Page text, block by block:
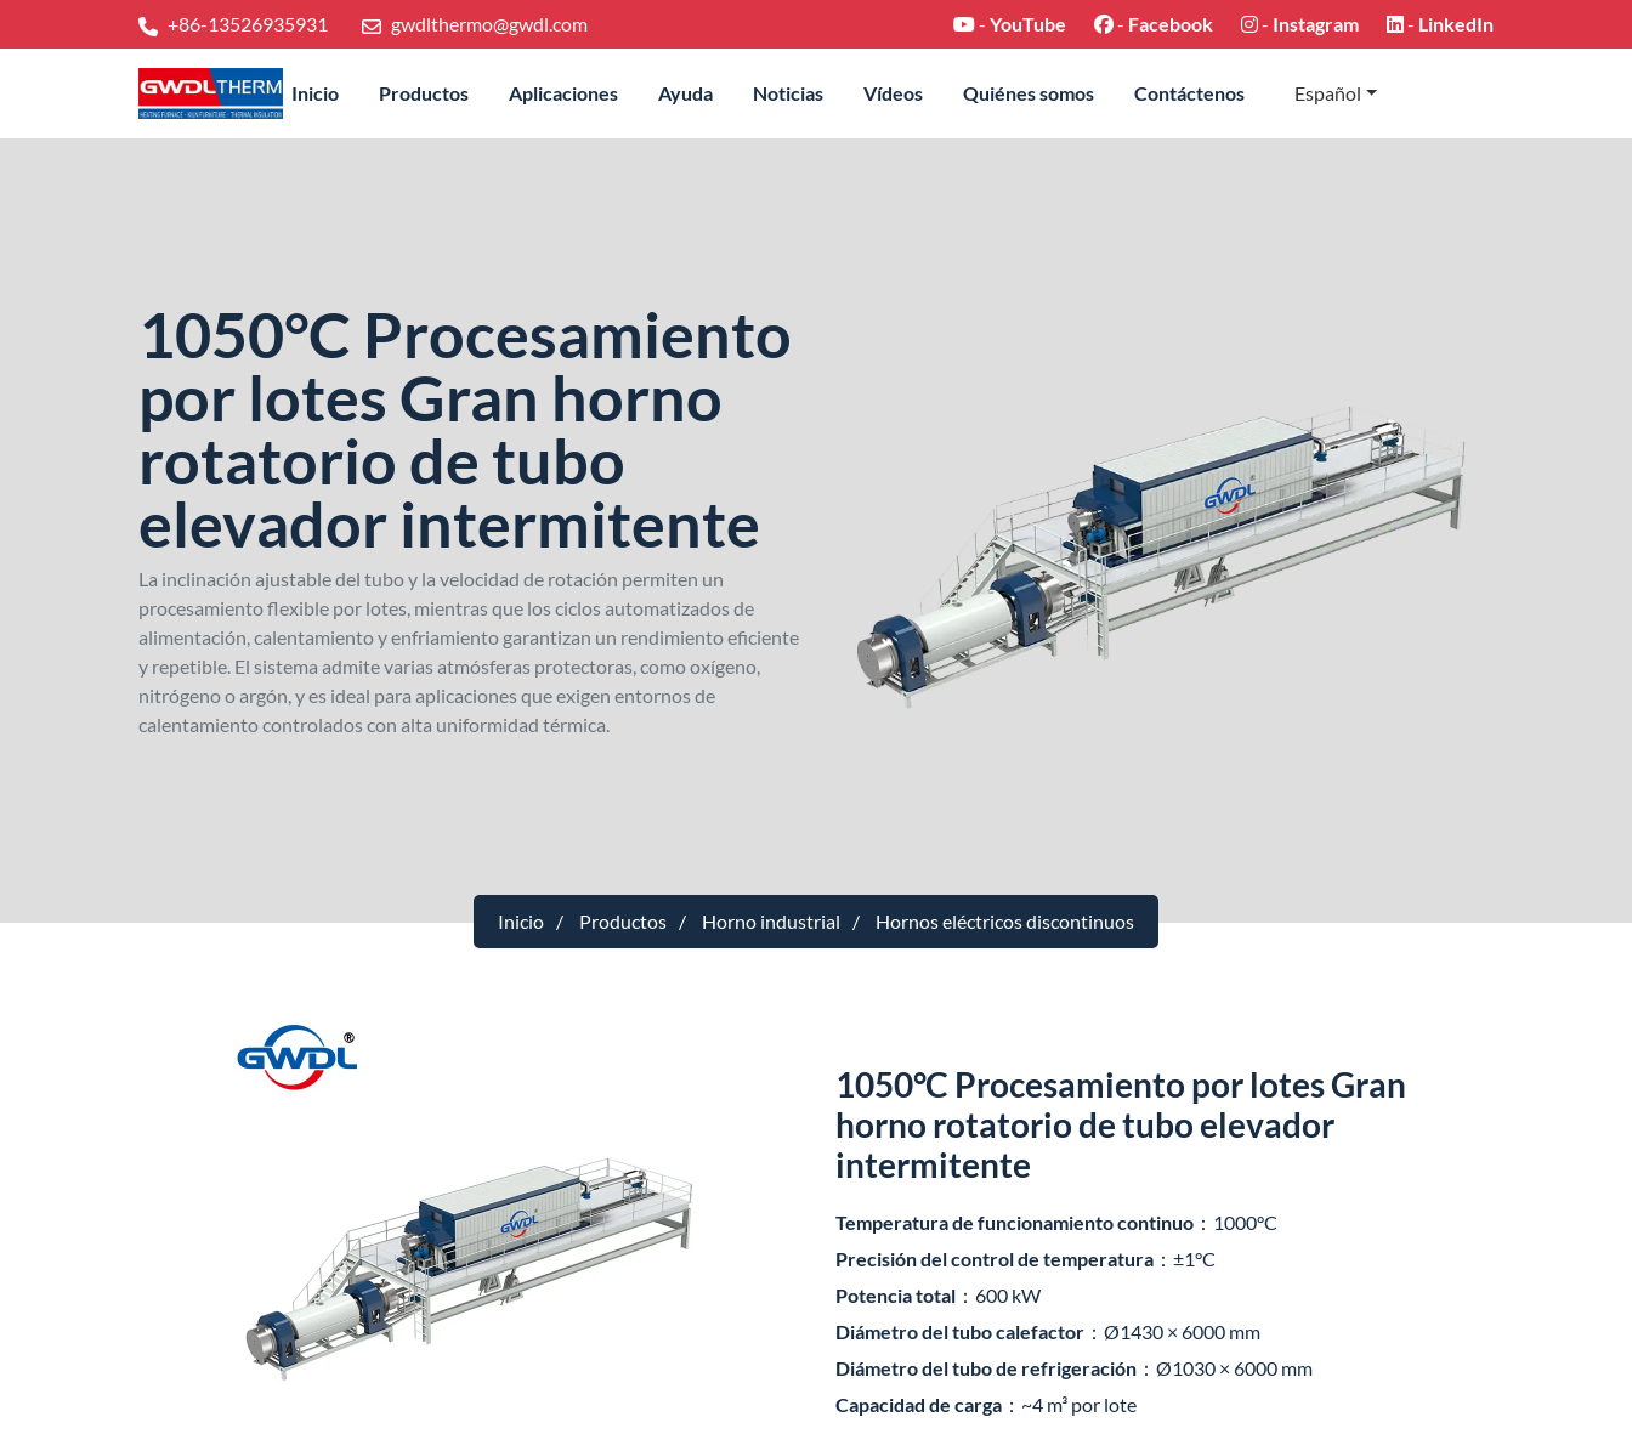
+86-13526935931 gwdlthermo@gwdl.com - YouTube - Facebook - Instagram - LinkedIn
Inicio Productos Aplicaciones Ayuda Noticias Vídeos Quiénes somos Contáctenos Español
1050°C Procesamiento
por lotes Gran horno
rotatorio de tubo
elevador intermitente
La inclinación ajustable del tubo y la velocidad de rotación permiten un
procesamiento flexible por lotes, mientras que los ciclos automatizados de
alimentación, calentamiento y enfriamiento garantizan un rendimiento eficiente
y repetible. El sistema admite varias atmósferas protectoras, como oxígeno,
nitrógeno o argón, y es ideal para aplicaciones que exigen entornos de
calentamiento controlados con alta uniformidad térmica.
Inicio Productos Horno industrial Hornos eléctricos discontinuos
1050°C Procesamiento por lotes Gran
horno rotatorio de tubo elevador
intermitente
Temperatura de funcionamiento continuo ：1000°C
Precisión del control de temperatura ：±1°C
Potencia total ：600 kW
Diámetro del tubo calefactor ：Ø1430 × 6000 mm
Diámetro del tubo de refrigeración ：Ø1030 × 6000 mm
Capacidad de carga ：~4 m³ por lote